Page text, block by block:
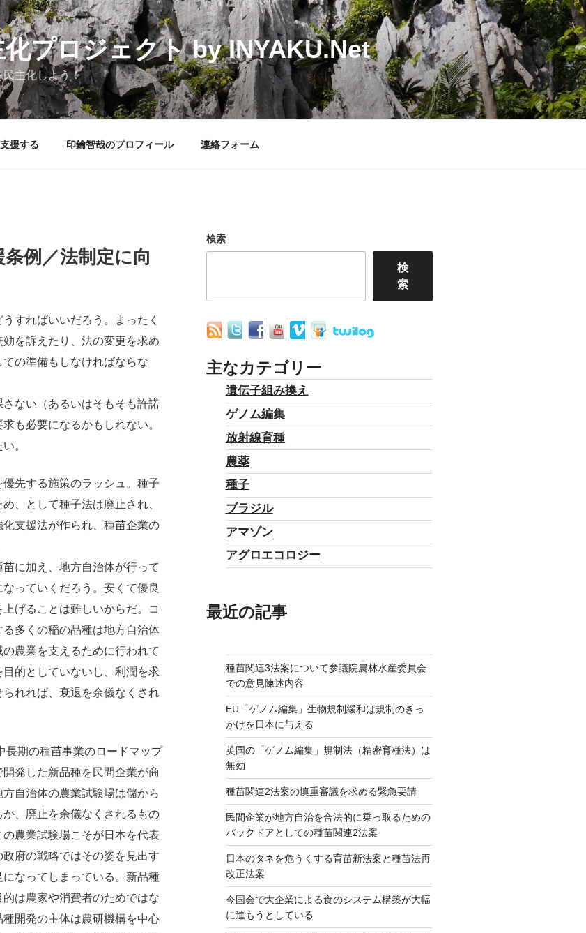
プロジェクト by INYAKU.Net
主化しよう！
支援する 印鑰智哉のプロフィール 連絡フォーム
例／法制定に向
すればいいだろう。まったく
を訴えたり、法の変更を求め
の準備もしなければならな
ない（あるいはそもそも許諾
も必要になるかもしれない。
。
先する施策のラッシュ。種子
、として種子法は廃止され、
支援法が作られ、種苗企業の
に加え、地方自治体が行って
っていくだろう。安くて優良
げることは難しいからだ。コ
多くの稲の品種は地方自治体
農業を支えるために行われて
的としていないし、利潤を求
れれば、衰退を余儀なくされ
長期の種苗事業のロードマップ
発した新品種を民間企業が商
自治体の農業試験場は儲から
、廃止を余儀なくされるもの
農業試験場こそが日本を代表
府の戦略ではその姿を見出す
なってしまっている。新品種
は農家や消費者のためではな
開発の主体は農研機構を中心
検索
検
索
主なカテゴリー
遺伝子組み換え
ゲノム編集
放射線育種
農薬
種子
ブラジル
アマゾン
アグロエコロジー
最近の記事
種苗関連3法案について参議院農林水産委員会
での意見陳述内容
EU「ゲノム編集」生物規制緩和は規制のきっ
かけを日本に与える
英国の「ゲノム編集」規制法（精密育種法）は
無効
種苗関連2法案の慎重審議を求める緊急要請
民間企業が地方自治を合法的に乗っ取るための
バックドアとしての種苗関連2法案
日本のタネを危うくする育苗新法案と種苗法再
改正法案
今国会で大企業による食のシステム構築が大幅
に進もうとしている